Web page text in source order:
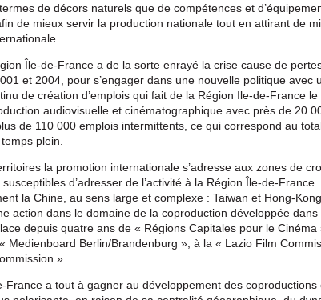
de décors naturels que de compétences et
de mieux servir la production nationale tout en attirant de
Île-de-France a de la sorte enrayé la crise cause de
et 2004, pour s’engager dans une nouvelle politique avec
de création d’emplois qui fait de la Région Ile-de-France
audiovisuelle et cinématographique avec près de 20
de 110 000 emplois intermittents, ce qui correspond au
plein.
la promotion internationale s’adresse aux zones de
d’adresser de l’activité à la Région Île-de-France.
la Chine, au sens large et complexe : Taiwan et Hong-
action dans le domaine de la coproduction développée
depuis quatre ans de « Régions Capitales pour le Cinéma
Medienboard Berlin/Brandenburg », à la « Lazio Film
».
France a tout à gagner au développement des coproductions